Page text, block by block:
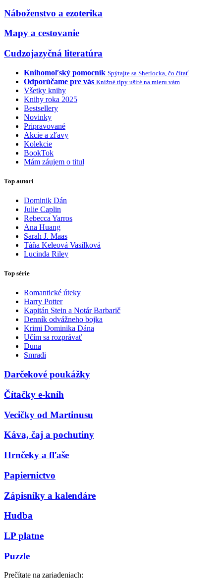
Náboženstvo a ezoterika
Mapy a cestovanie
Cudzojazyčná literatúra
Knihomoľský pomocník Spýtajte sa Sherlocka, čo čítať
Odporúčame pre vás Knižné tipy ušité na mieru vám
Všetky knihy
Knihy roka 2025
Bestsellery
Novinky
Pripravované
Akcie a zľavy
Kolekcie
BookTok
Mám záujem o titul
Top autori
Dominik Dán
Julie Caplin
Rebecca Yarros
Ana Huang
Sarah J. Maas
Táňa Keleová Vasilková
Lucinda Riley
Top série
Romantické úteky
Harry Potter
Kapitán Stein a Notár Barbarič
Denník odvážneho bojka
Krimi Dominika Dána
Učím sa rozprávať
Duna
Smradi
Darčekové poukážky
Čítačky e-kníh
Vecičky od Martinusu
Káva, čaj a pochutiny
Hrnčeky a fľaše
Papiernictvo
Zápisníky a kalendáre
Hudba
LP platne
Puzzle
Prečítate na zariadeniach: